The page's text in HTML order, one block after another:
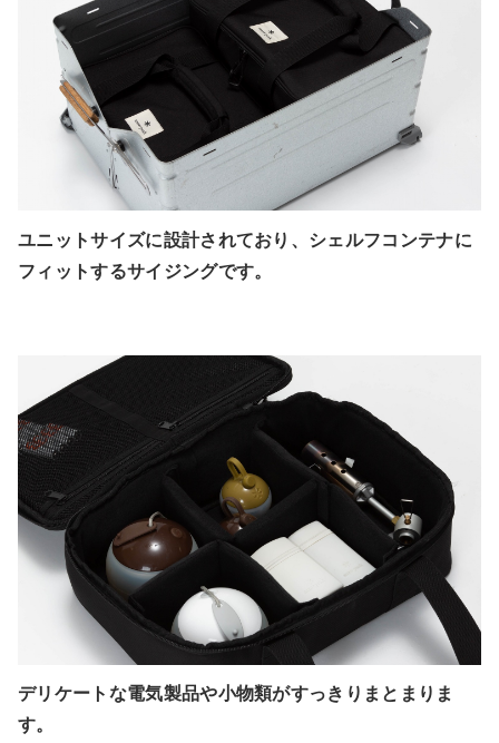
ユニットサイズに設計されており、シェルフコンテナに
フィットするサイジングです。
デリケートな電気製品や小物類がすっきりまとまりま
す。